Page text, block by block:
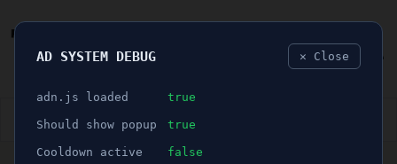
👮🏻‍♂️ BLÅLJUS ÅSIKTER SPORT
ANNONS
AD SYSTEM DEBUG ✕ Close
adn.js loaded true
Should show popup true
Cooldown active false